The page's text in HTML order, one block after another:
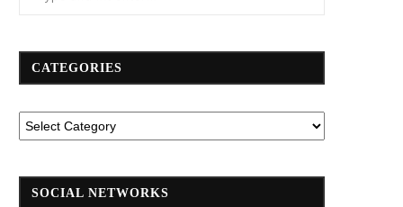
CATEGORIES
SOCIAL NETWORKS